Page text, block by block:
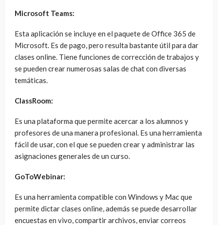
Microsoft Teams:
Esta aplicación se incluye en el paquete de Office 365 de
Microsoft. Es de pago, pero resulta bastante útil para dar
clases online. Tiene funciones de corrección de trabajos y
se pueden crear numerosas salas de chat con diversas
temáticas.
ClassRoom:
Es una plataforma que permite acercar a los alumnos y
profesores de una manera profesional. Es una herramienta
fácil de usar, con el que se pueden crear y administrar las
asignaciones generales de un curso.
GoToWebinar:
Es una herramienta compatible con Windows y Mac que
permite dictar clases online, además se puede desarrollar
encuestas en vivo, compartir archivos, enviar correos